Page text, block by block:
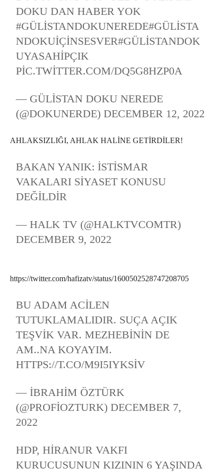
DOKU DAN HABER YOK
#GÜLISTANDOKUNEREDE#GÜLISTA
NDOKUIÇINSESVER#GÜLISTANDOK
UYASAHIPÇIK
PIC.TWITTER.COM/DQ5G8HZP0A
— GÜLISTAN DOKU NEREDE
(@DOKUNERDE)DECEMBER 12, 2022
AHLAKSIZLIĞI, AHLAK HALİNE GETİRDİLER!
BAKAN YANIK: İSTISMAR
VAKALARI SIYASET KONUSU
DEĞILDIR
— HALK TV (@HALKTVCOMTR)
DECEMBER 9, 2022
https://twitter.com/hafizatv/status/1600502528747208705
BU ADAM ACILEN
TUTUKLAMALIDIR. SUÇA AÇIK
TEŞVIK VAR. MEZHEBININ DE
AM..NA KOYAYIM.
HTTPS://T.CO/M9I5IYKSIV
— İBRAHIM ÖZTÜRK
(@PROFIOZTURK)DECEMBER 7,
2022
HDP, HIRANUR VAKFI
KURUCUSUNUN KIZININ 6 YAŞINDA